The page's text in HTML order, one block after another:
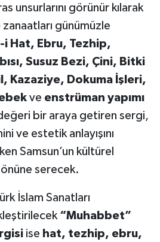
unsurlarını görünür kılarak
günümüzle
i Hat, Ebru, Tezhip,
Susuz Bezi, Çini, Bitki
Kazaziye, Dokuma İşleri,
ve enstrüman yapımı
bir araya getiren sergi,
ve estetik anlayışını
Samsun’un kültürel
önüne serecek.
İslam Sanatları
“Muhabbet”
ise hat, tezhip, ebru,